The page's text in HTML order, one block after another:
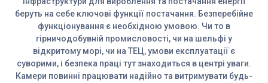
беруть на себе ключові функції постачання. Безперебійне
функціонування є необхідною умовою. Чи то в
гірничодобувній промисловості, чи на шельфі у
відкритому морі, чи на ТЕЦ, умови експлуатації є
суворими, і безпека праці тут знаходиться в центрі уваги.
Камери повинні працювати надійно та витримувати будь-